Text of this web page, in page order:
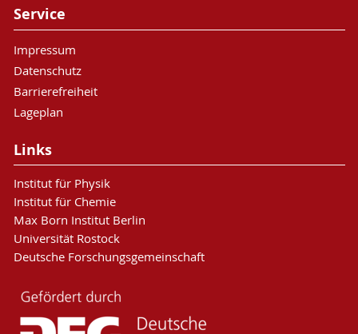
Service
Impressum
Datenschutz
Barrierefreiheit
Lageplan
Links
Institut für Physik
Institut für Chemie
Max Born Institut Berlin
Universität Rostock
Deutsche Forschungsgemeinschaft